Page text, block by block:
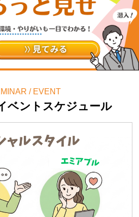
/ EVENT
ベントスケジュール